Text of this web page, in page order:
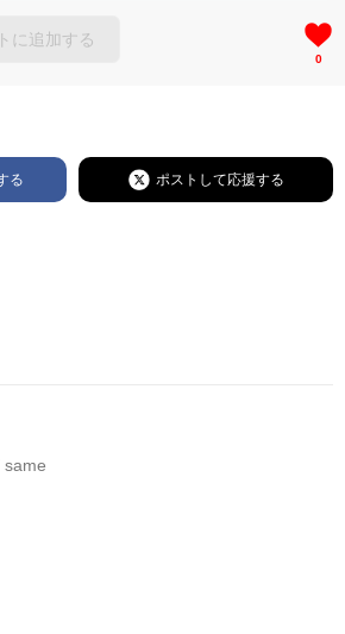
してきた語学教育、多文化共生、国際交
Tシャツに込めました。
the beginning of something
build a friendship, or bridge
far apart.
of English 4 U!, the Hello Collection
curiosity, and the beauty of human
に追加する
0
る ポストして応援する
same